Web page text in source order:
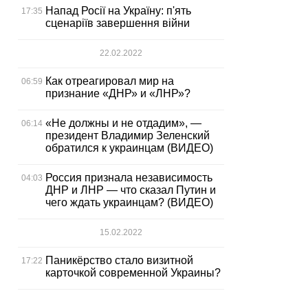
17:35 Напад Росії на Україну: п'ять
сценаріїв завершення війни
22.02.2022
06:59 Как отреагировал мир на
признание «ДНР» и «ЛНР»?
06:14 «Не должны и не отдадим», —
президент Владимир Зеленский
обратился к украинцам (ВИДЕО)
04:03 Россия признала независимость
ДНР и ЛНР — что сказал Путин и
чего ждать украинцам? (ВИДЕО)
15.02.2022
17:22 Паникёрство стало визитной
карточкой современной Украины?